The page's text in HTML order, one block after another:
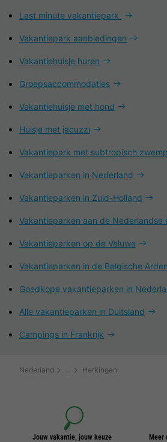
Last minute vakantiepark
Vakantiepark aanbiedingen
Vakantiehuisje huren
Groepsaccommodaties
Vakantiehuisje met hond
Huisje met jacuzzi
Vakantiepark met subtropisch
Vakantieparken in Nederland
Vakantieparken in Zuid-Holland
Vakantieparken aan de Nederlandse
Vakantieparken op de Veluwe
Vakantieparken in de Belgische
Goedkope vakantieparken in
Alle vakantieparken in Duitsland
Campings in Frankrijk
Nederland Herkingen
Jouw vakantie, jouw keuze
Meer